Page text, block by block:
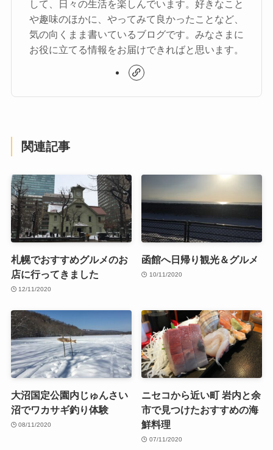
して、日々の生活を楽しんでいます。好きなこと
や趣味のほかに、やってみて良かったことなど、
気の向くまま書いているブログです。みなさまに
お役に立てる情報をお届けできればと思います。
関連記事
札幌でおすすめグルメのお
店に行ってきました
12/11/2020
函館へ日帰り観光＆グルメ
10/11/2020
大沼国定公園内じゅんさい
沼でワカサギ釣り体験
08/11/2020
ニセコから近い町 岩内と余
市で見つけたおすすめの海
鮮料理
07/11/2020